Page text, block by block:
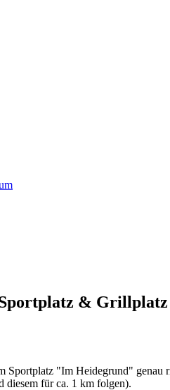
& Grillplatz
"Im Heidegrund"
diesem für ca. 1 km folgen).